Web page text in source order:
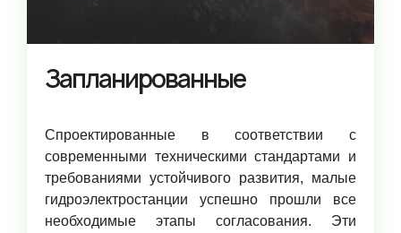
Запланированные
Спроектированные в соответствии с
современными техническими стандартами и
требованиями устойчивого развития, малые
гидроэлектростанции успешно прошли все
необходимые этапы согласования. Эти